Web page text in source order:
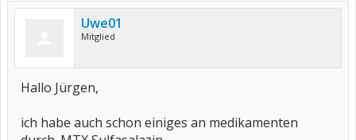
man dann nicht unbednigt Bechterew...gehören aber in die gleiche
Uwe01
Mitglied
Hallo Jürgen,
ich habe auch schon einiges an medikamenten